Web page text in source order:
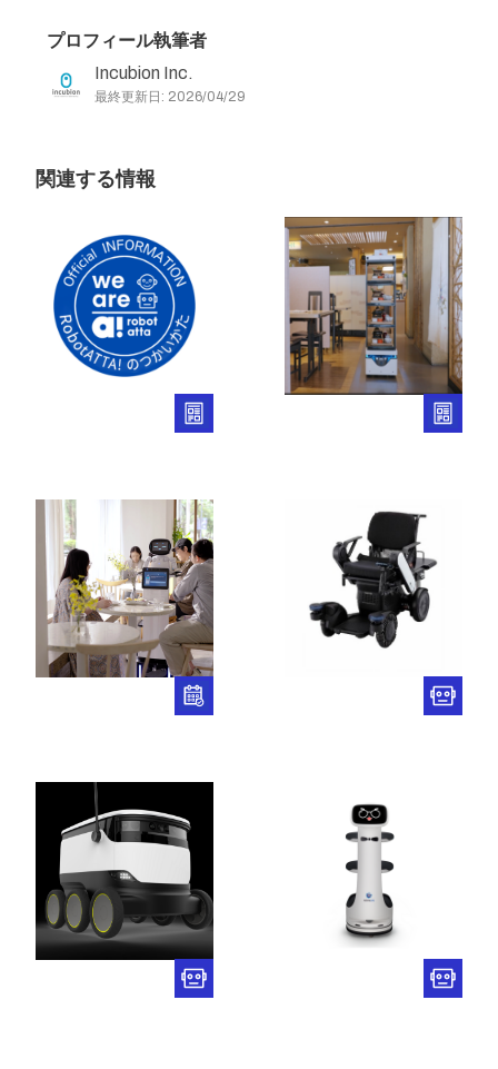
プロフィール執筆者
Incubion Inc.
最終更新日: 2026/04/29
関連する情報